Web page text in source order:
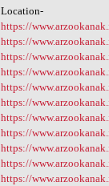
Location-
https://
https://
https://
https://
https://
https://
https://
https://
https://
https://
https://